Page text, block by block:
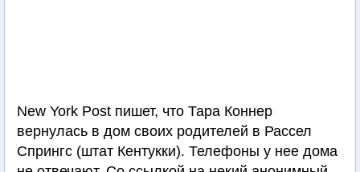
New York Post пишет, что Тара Коннер
вернулась в дом своих родителей в Рассел
Спрингс (штат Кентукки). Телефоны у нее дома